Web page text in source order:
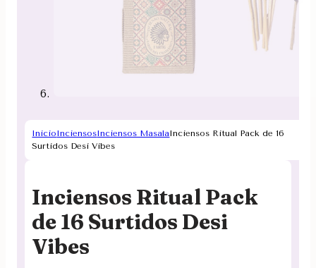
InicioInciensosInciensos MasalaInciensos Ritual Pack de 16
Surtidos Desi Vibes
Inciensos Ritual Pack
de 16 Surtidos Desi
Vibes